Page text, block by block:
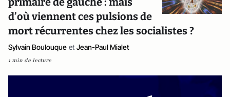
d’où viennent ces pulsions de
mort récurrentes chez les socialistes ?
Sylvain Boulouque et Jean-Paul Mialet
1 min de lecture